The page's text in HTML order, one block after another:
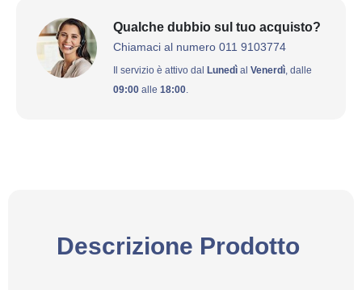
Qualche dubbio sul tuo acquisto?
Chiamaci al numero 011 9103774
Il servizio è attivo dal Lunedì al Venerdì , dalle
09:00 alle 18:00
Descrizione Prodotto